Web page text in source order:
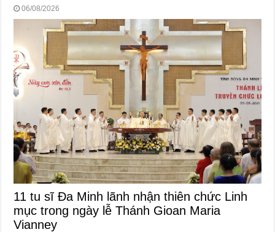
06/08/2026
11 tu sĩ Đa Minh lãnh nhận thiên chức Linh
mục trong ngày lễ Thánh Gioan Maria
Vianney